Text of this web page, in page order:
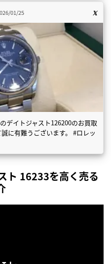
01/25
デイトジャスト126200のお買取
に有難うございます。 #ロレッ
ト 16233を高く売る